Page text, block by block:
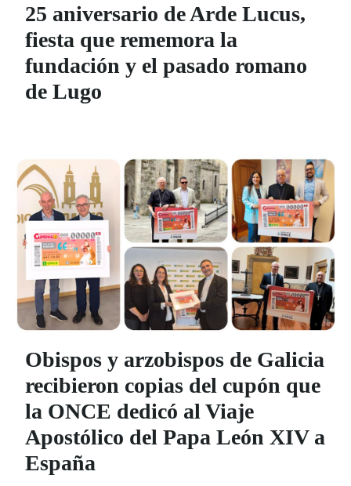
25 aniversario de Arde Lucus,
fiesta que rememora la
fundación y el pasado romano
de Lugo
Obispos y arzobispos de Galicia
recibieron copias del cupón que
la ONCE dedicó al Viaje
Apostólico del Papa León XIV a
España